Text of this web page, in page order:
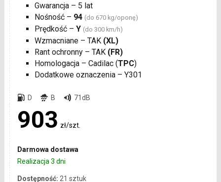
Gwarancja – 5 lat
Nośność – 94 (do 670 kg/oponę)
Prędkość – Y (do 300 km/h)
Wzmacniane – TAK (XL)
Rant ochronny – TAK (FR)
Homologacja – Cadilac (TPC)
Dodatkowe oznaczenia – Y301
D B 71dB
903 zł/szt.
Darmowa dostawa
Realizacja 3 dni
Dostępność: 21 sztuk